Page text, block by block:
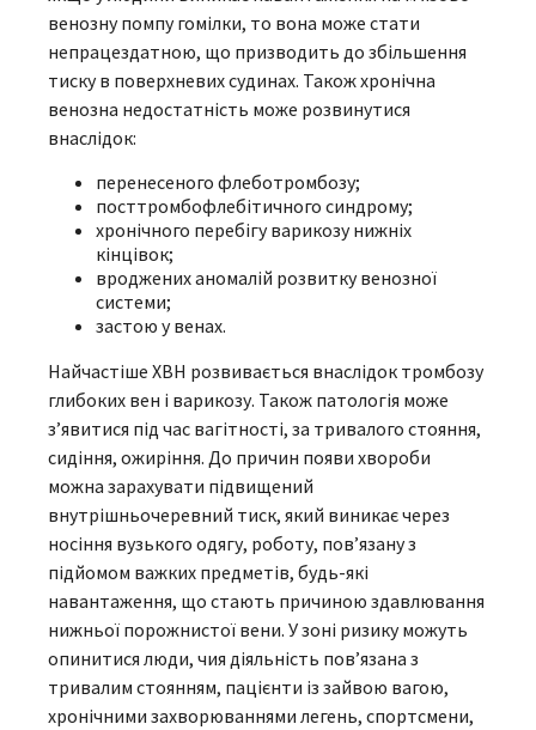
венозну помпу гомілки, то вона може стати
непрацездатною, що призводить до збільшення
тиску в поверхневих судинах. Також хронічна
венозна недостатність може розвинутися
внаслідок:
перенесеного флеботромбозу;
посттромбофлебітичного синдрому;
хронічного перебігу варикозу нижніх
кінцівок;
вроджених аномалій розвитку венозної
системи;
застою у венах.
Найчастіше ХВН розвивається внаслідок тромбозу
глибоких вен і варикозу. Також патологія може
з’явитися під час вагітності, за тривалого стояння,
сидіння, ожиріння. До причин появи хвороби
можна зарахувати підвищений
внутрішньочеревний тиск, який виникає через
носіння вузького одягу, роботу, пов’язану з
підйомом важких предметів, будь-які
навантаження, що стають причиною здавлювання
нижньої порожнистої вени. У зоні ризику можуть
опинитися люди, чия діяльність пов’язана з
тривалим стоянням, пацієнти із зайвою вагою,
хронічними захворюваннями легень, спортсмени,